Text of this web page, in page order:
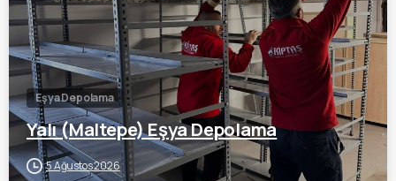
Eşya Depolama
Yalı (Maltepe) Eşya Depolama
5 Ağustos 2026